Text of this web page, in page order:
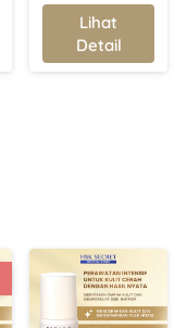
Membersihkan
Riasan Mata
Waterproof &
Lihat
Detail